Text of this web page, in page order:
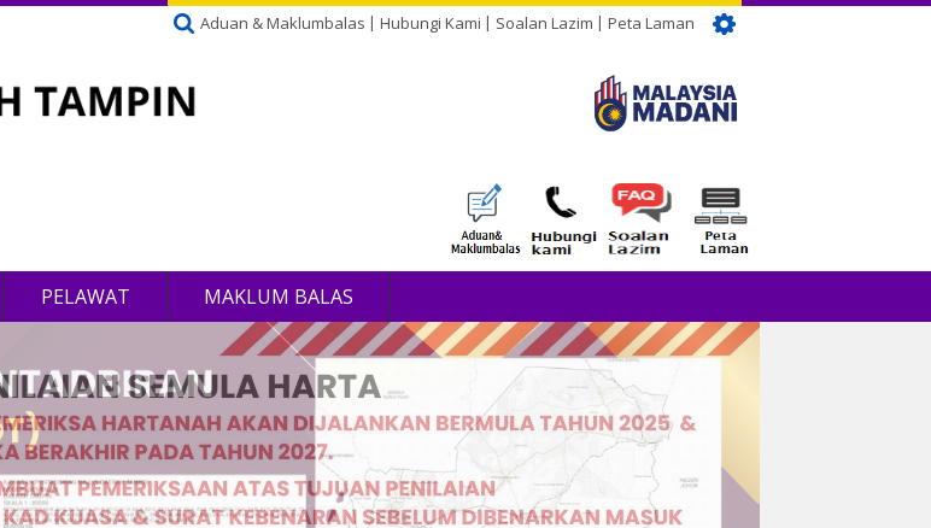
Aduan & Maklumbalas Hubungi Kami Soalan Lazim Peta Laman
PELAWAT MAKLUM BALAS